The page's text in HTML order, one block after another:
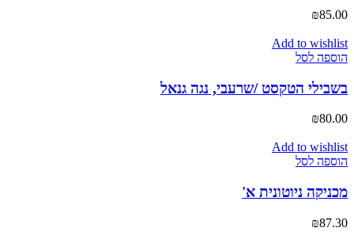
₪85.00
Add to wishlist
הוספה לסל
בשבילי הטקסט /שרעבי, נגה גנאל
₪80.00
Add to wishlist
הוספה לסל
מכניקה ניוטונית א'
₪87.30